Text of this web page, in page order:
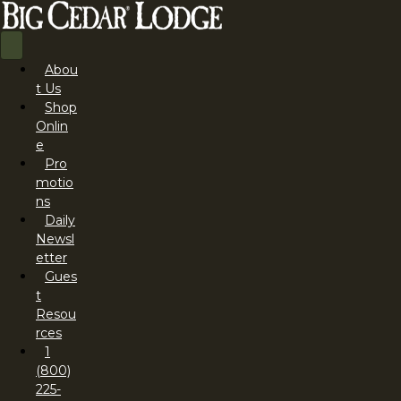
Abou
t Us
Shop
Onlin
e
Pro
motio
ns
Daily
Newsl
etter
Gues
t
Resou
rces
1
(800)
225-